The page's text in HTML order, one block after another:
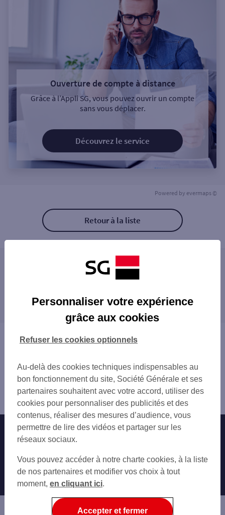
Ouverture de compte à distance
Grâce à l’Appli SG, vous pouvez ouvrir un compte
sans vous déplacer.
Découvrez le service
Powered by evermaps ©
Retour à la liste
Les distributeurs/automates à proximité
ARRAS 21 RUE ERNESTALE
ARRAS 32 RUE LEON GAMBETTA
ARRAS 114 RUE DU TEMPLE
MERICOURT 20 PL JEAN JAURES
AVION 69 BD GABRIEL PERI
LIEVIN 1 PL GAMBETTA
LIEVIN
VITRY EN ARTOIS 2 RUE DE LA GARE
LENS 130 BD EMILE BASLY
LENS 27 PL JEAN JAURES
LENS JEAN JAURES
BUCQUOY 16 RUE DIERVILLE
BULLY LES MINES 100 RUE ROGER SALEN
HENIN BEAUMONT GRU
proximité
LIÉVIN
BULLY-LES-MINES
MONTIGNY-EN-GOHELLE
HÉNIN-BEAUMONT
HARNES
COURRIÈRES
Vous êtes ici : Accueil
Arras
Distributeur/automate ARRAS 10 RUE D DELANSORNE
Nos engagements Nous contacter
Autres sites SG
Professionnels
Entreprises
Associations
Personnaliser votre expérience
grâce aux cookies
Au-delà des cookies techniques indispensables au
bon fonctionnement du site, Société Générale et ses
partenaires souhaitent avec votre accord, utiliser des
cookies pour personnaliser des publicités et des
contenus, réaliser des mesures d’audience, vous
permettre de lire des vidéos et partager sur les
réseaux sociaux.
Vous pouvez accéder à notre charte cookies, à la liste
de nos partenaires et modifier vos choix à tout
moment, en cliquant ici.
Refuser les cookies optionnels
Accepter et fermer